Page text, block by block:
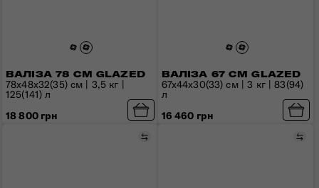
ВАЛІЗА 78 СМ GLAZED
78x48x32(35) см | 3,5 кг |
125(141) л
18 800 грн
ВАЛІЗА 67 СМ GLAZED
67x44x30(33) см | 3 кг | 83(94)
л
16 460 грн
Порівняти